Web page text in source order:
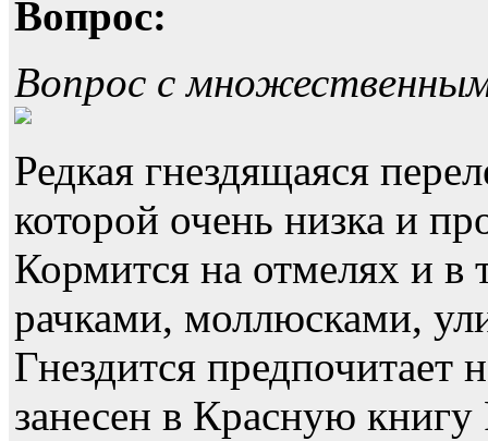
Вопрос:
Вопрос с
Редкая гнездящаяся
которой очень низка и
Кормится на отмелях и в
рачками, моллюсками,
Гнездится предпочитает
занесен в Красную книгу